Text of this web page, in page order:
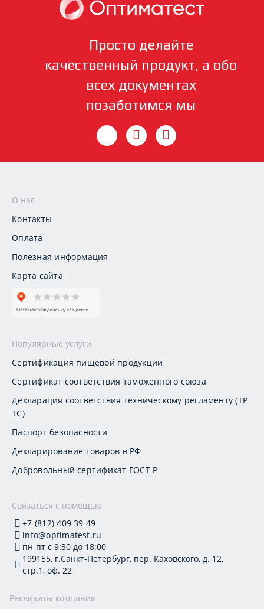
Просто делайте
качественный продукт, а обо
всех документах
позаботимся мы
О нас
Контакты
Оплата
Полезная информация
Карта сайта
Популярные услуги
Сертификация пищевой продукции
Сертификат соответствия таможенного союза
Декларация соответствия техническому регламенту (ТР
ТС)
Паспорт безопасности
Декларирование товаров в РФ
Добровольный сертификат ГОСТ Р
Связаться с помощью
+7 (812) 409 39 49
info@optimatest.ru
пн-пт с 9:30 до 18:00
199155, г.Санкт-Петербург, пер. Каховского, д. 12,
стр.1, оф. 22
Реквизиты компании